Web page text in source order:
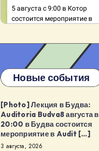
Новые события
[Photo] Лекция в Будва:
Auditoria Budva8 августа в
20:00 в Будва состоится
мероприятие в Audit […]
3 августа, 2026